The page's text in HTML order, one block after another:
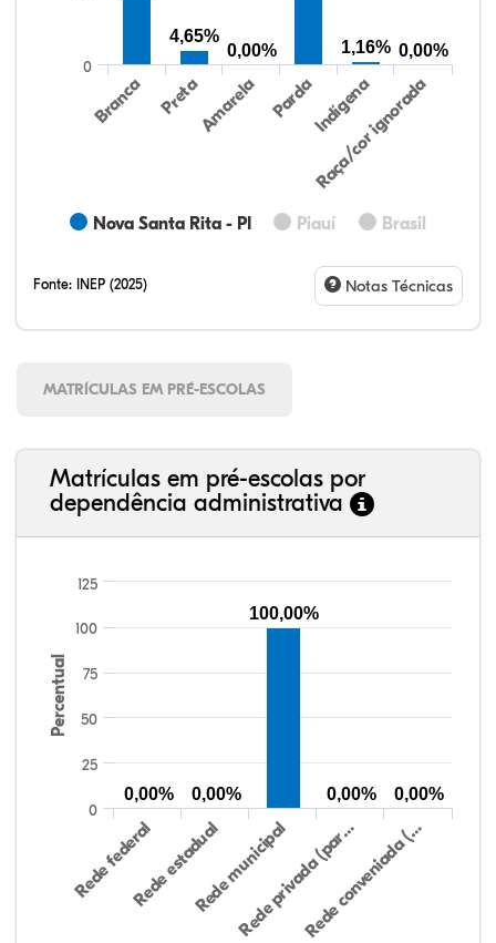
Nova Santa Rita - PI Piauí Brasil
Branca PretaAmarela PardaIndígena
Raça/cor ignorada
0
4,65%
0,00% 1,16% 0,00%
Fonte: INEP (2025) Notas Técnicas
MATRÍCULAS EM PRÉ-ESCOLAS
Matrículas em pré-escolas por
dependência administrativa
Percentual
Rede federalRede estadualRede municipal
Rede privada (par…Rede conveniada (…
0
25
50
75
100
125
0,00% 0,00%
100,00%
0,00% 0,00%